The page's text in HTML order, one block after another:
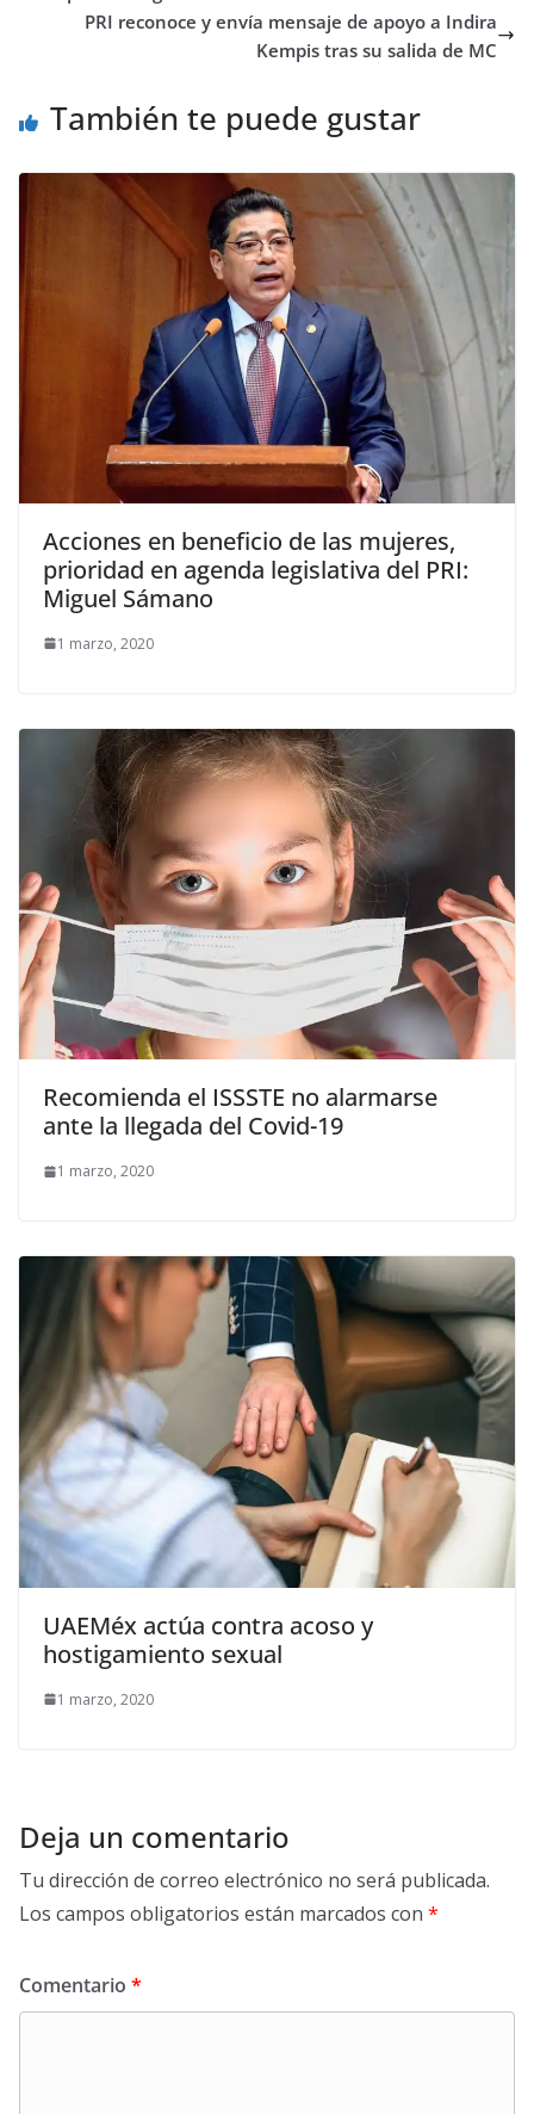
PRI reconoce y envía mensaje de apoyo a Indira
Kempis tras su salida de MC
También te puede gustar
Acciones en beneficio de las mujeres,
prioridad en agenda legislativa del PRI:
Miguel Sámano
1 marzo, 2020
Recomienda el ISSSTE no alarmarse
ante la llegada del Covid-19
1 marzo, 2020
UAEMéx actúa contra acoso y
hostigamiento sexual
1 marzo, 2020
Deja un comentario
Tu dirección de correo electrónico no será publicada.
Los campos obligatorios están marcados con *
Comentario *